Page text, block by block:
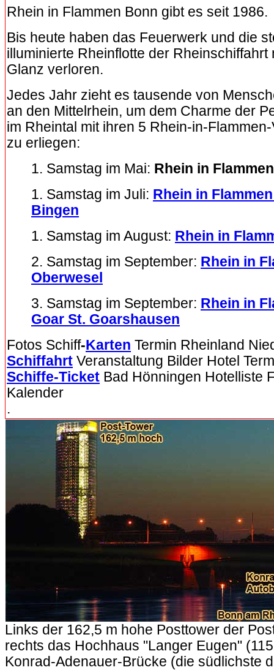
Rhein in Flammen Bonn gibt es seit 1986.
Bis heute haben das Feuerwerk und die
illuminierte Rheinflotte der Rheinschiffahrt
Glanz verloren.
Jedes Jahr zieht es tausende von
an den Mittelrhein, um dem Charme der
im Rheintal mit ihren 5 Rhein-in-
zu erliegen:
1. Samstag im Mai: Rhein in
1. Samstag im Juli: Rhein in
Bingen
1. Samstag im August: Rhein in
2. Samstag im September: Rhein in
Oberwesel
3. Samstag im September: Rhein in
Goar St. Goarshausen
Fotos Schiff-Karten Termin Rheinland
Schiffahrt Veranstaltung Bilder Hotel
Schiffe-Ticket Bad Hönningen Hotelliste
Kalender
.
Links der 162,5 m hohe Posttower der
rechts das Hochhaus "Langer Eugen"
Konrad-Adenauer-Brücke (die südlichste